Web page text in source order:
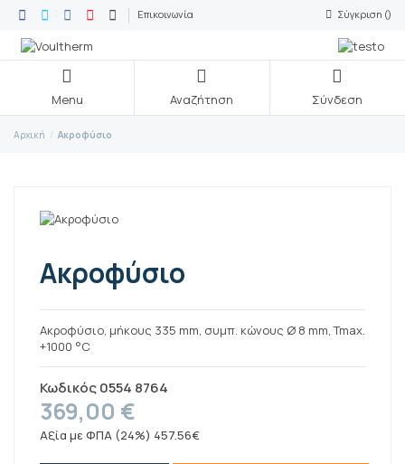
Επικοινωνία Σύγκριση ()
Menu Αναζήτηση Σύνδεση
Αρχική Ακροφύσιο
Ακροφύσιο
Ακροφύσιο, μήκους 335 mm, συμπ. κώνους Ø 8 mm, Tmax.
+1000 °C
Κωδικός 0554 8764
369,00 €
Αξία με ΦΠΑ (24%) 457.56€